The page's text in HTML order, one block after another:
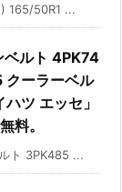
165/50R1 ...
ベルト 4PK74
ーラーベル
ツ エッセ」
料。
ト 3PK485 ...